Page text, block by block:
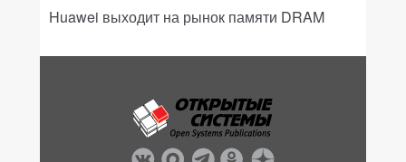
Huawei выходит на рынок памяти DRAM